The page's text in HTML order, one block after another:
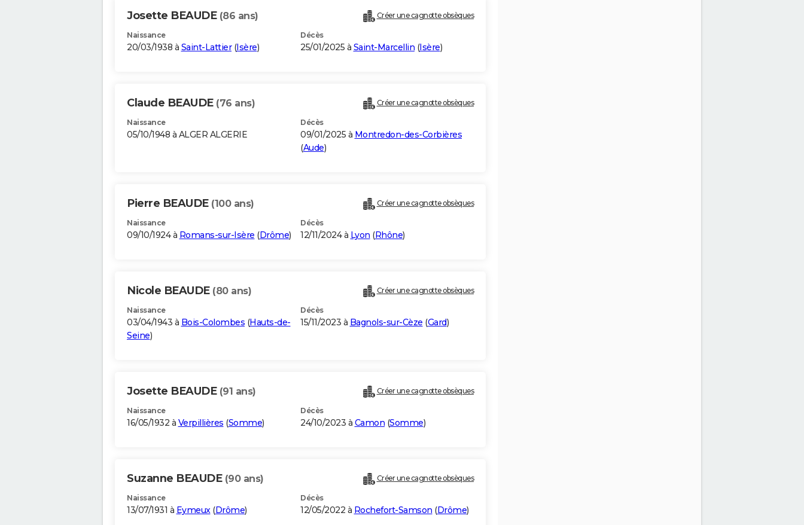
Josette BEAUDE (86 ans) Créer une cagnotte obsèques
Naissance
20/03/1938 à Saint-Lattier(Isère)
Décès
25/01/2025 à Saint-Marcellin (Isère)
Claude BEAUDE (76 ans) Créer une cagnotte obsèques
Naissance
05/10/1948 à ALGER ALGERIE
Décès
09/01/2025 à Montredon-des-Corbières
(Aude)
Pierre BEAUDE (100 ans) Créer une cagnotte obsèques
Naissance
09/10/1924 à Romans-sur-Isère (Drôme)
Décès
12/11/2024 à Lyon (Rhône)
Nicole BEAUDE (80 ans) Créer une cagnotte obsèques
Naissance
03/04/1943 à Bois-Colombes (Hauts-de-
Seine)
Décès
15/11/2023 à Bagnols-sur-Cèze (Gard)
Josette BEAUDE (91 ans) Créer une cagnotte obsèques
Naissance
16/05/1932 à Verpillières (Somme)
Décès
24/10/2023 à Camon (Somme)
Suzanne BEAUDE (90 ans) Créer une cagnotte obsèques
Naissance
13/07/1931 à Eymeux(Drôme)
Décès
12/05/2022 à Rochefort-Samson (Drôme)